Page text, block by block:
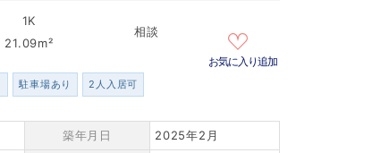
1K
21.09m²
相談
駐車場あり 2人入居可
お気に入り追加
築年月日
2025年2月